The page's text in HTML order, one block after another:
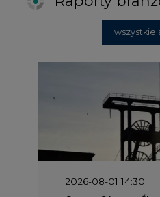
2026-08-01 14:30
Czy na Górnym
po węglu"? (raport)